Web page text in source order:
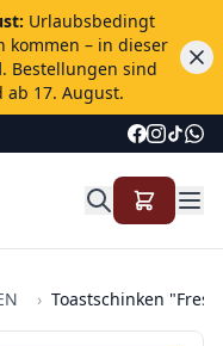
Urlaubsbedingt
kommen – in dieser
. Bestellungen sind
ab 17. August.
› Toastschinken